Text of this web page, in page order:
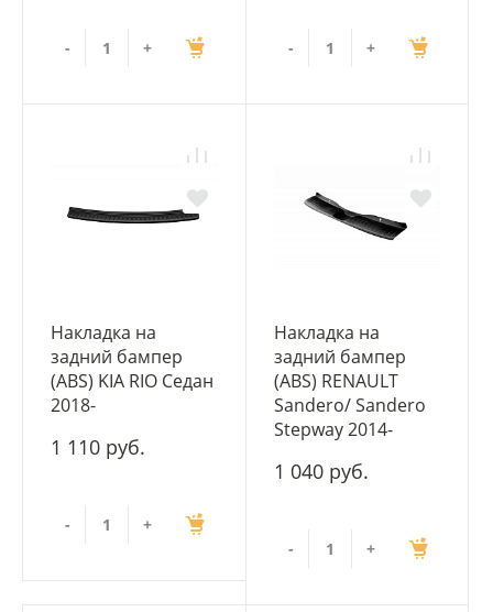
- + - +
Накладка на
задний бампер
(ABS) KIA RIO Седан
2018-
1 110 руб.
- +
Накладка на
задний бампер
(ABS) RENAULT
Sandero/ Sandero
Stepway 2014-
1 040 руб.
- +